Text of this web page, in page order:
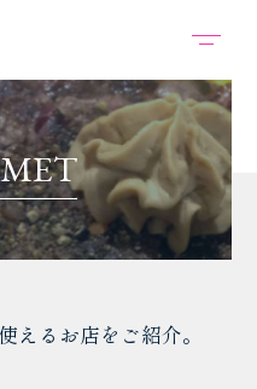
MET
えるお店をご紹介。